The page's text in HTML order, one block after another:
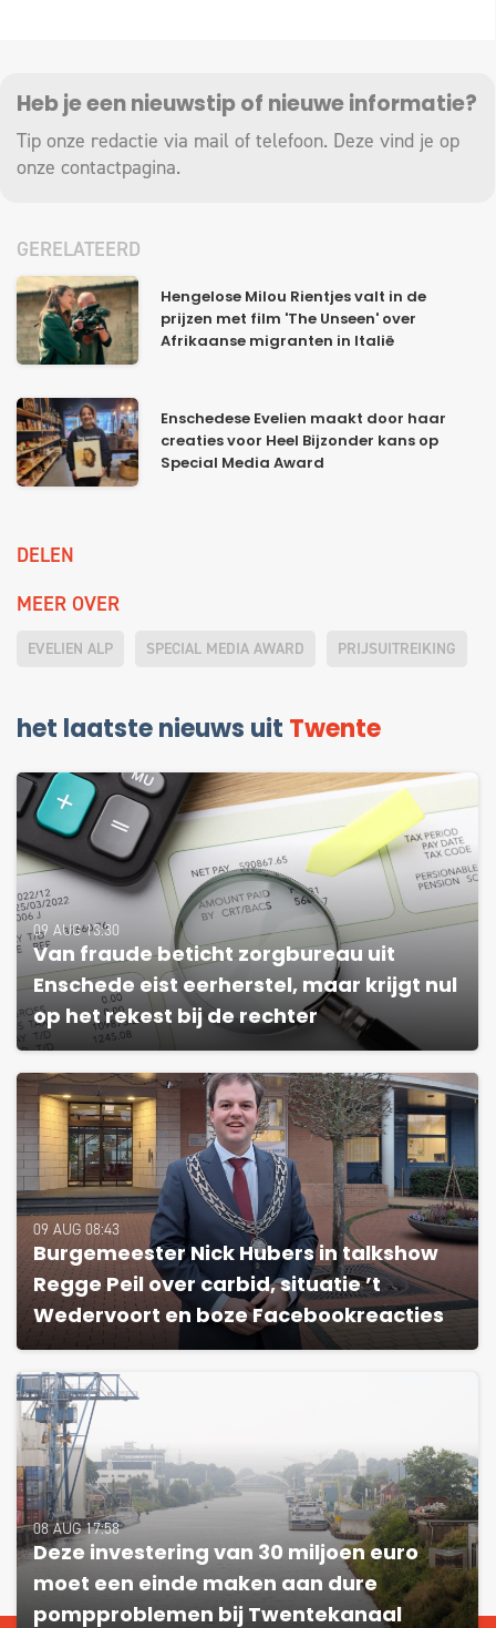
Heb je een nieuwstip of nieuwe informatie?
Tip onze redactie via mail of telefoon. Deze vind je op
onze contactpagina.
GERELATEERD
Hengelose Milou Rientjes valt in de
prijzen met film 'The Unseen' over
Afrikaanse migranten in Italië
Enschedese Evelien maakt door haar
creaties voor Heel Bijzonder kans op
Special Media Award
DELEN
MEER OVER
EVELIEN ALP SPECIAL MEDIA AWARD PRIJSUITREIKING
het laatste nieuws uit Twente
09 AUG 13:30
Van fraude beticht zorgbureau uit
Enschede eist eerherstel, maar krijgt nul
op het rekest bij de rechter
09 AUG 08:43
Burgemeester Nick Hubers in talkshow
Regge Peil over carbid, situatie ’t
Wedervoort en boze Facebookreacties
08 AUG 17:58
Deze investering van 30 miljoen euro
moet een einde maken aan dure
pompproblemen bij Twentekanaal